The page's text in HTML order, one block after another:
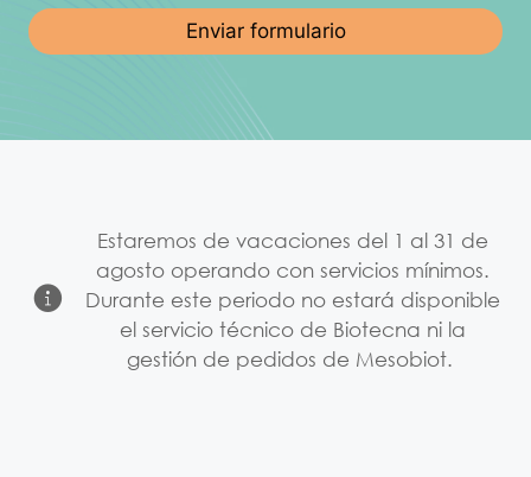
Estaremos de vacaciones del 1 al 31 de
agosto operando con servicios mínimos.
Durante este periodo no estará disponible
el servicio técnico de Biotecna ni la
gestión de pedidos de Mesobiot.